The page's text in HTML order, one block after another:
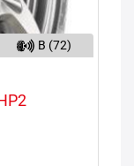
B (72)